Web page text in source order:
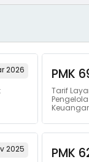
2026
PMK
Tarif
2025
PMK